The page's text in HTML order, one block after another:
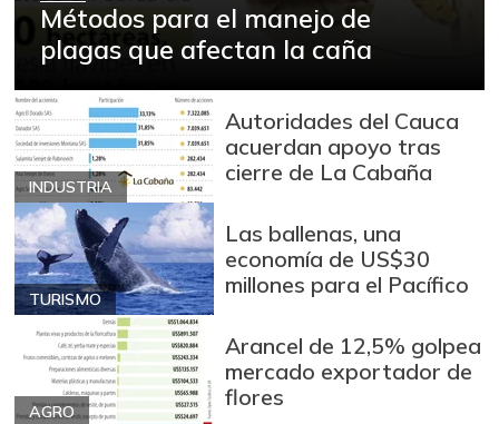
Métodos para el manejo de
plagas que afectan la caña
INDUSTRIA
Autoridades del Cauca
acuerdan apoyo tras
cierre de La Cabaña
TURISMO
Las ballenas, una
economía de US$30
millones para el Pacífico
AGRO
Arancel de 12,5% golpea
mercado exportador de
flores